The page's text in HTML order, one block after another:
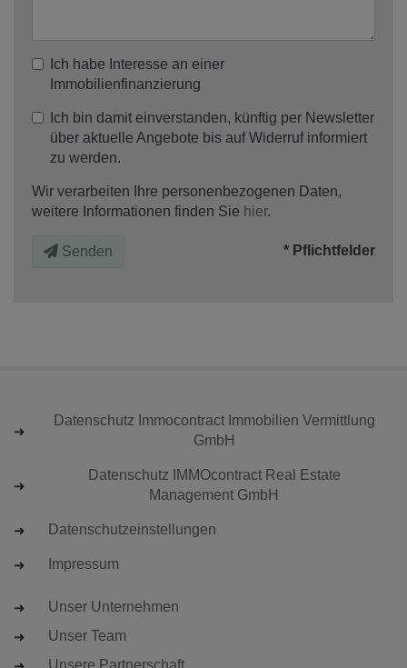
Ich habe Interesse an einer
Immobilienfinanzierung
Ich bin damit einverstanden, künftig per Newsletter
über aktuelle Angebote bis auf Widerruf informiert
zu werden.
Wir verarbeiten Ihre personenbezogenen Daten,
weitere Informationen finden Sie hier.
Senden * Pflichtfelder
Datenschutz Immocontract Immobilien Vermittlung
GmbH
Datenschutz IMMOcontract Real Estate
Management GmbH
Datenschutzeinstellungen
Impressum
Unser Unternehmen
Unser Team